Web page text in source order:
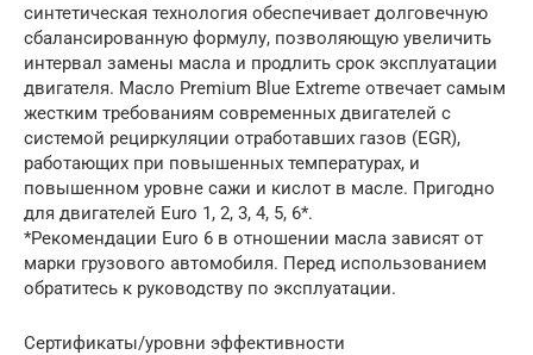
синтетическая технология обеспечивает долговечную
сбалансированную формулу, позволяющую увеличить
интервал замены масла и продлить срок эксплуатации
двигателя. Масло Premium Blue Extreme отвечает самым
жестким требованиям современных двигателей с
системой рециркуляции отработавших газов (EGR),
работающих при повышенных температурах, и
повышенном уровне сажи и кислот в масле. Пригодно
для двигателей Euro 1, 2, 3, 4, 5, 6*.
*Рекомендации Euro 6 в отношении масла зависят от
марки грузового автомобиля. Перед использованием
обратитесь к руководству по эксплуатации.
Сертификаты/уровни эффективности